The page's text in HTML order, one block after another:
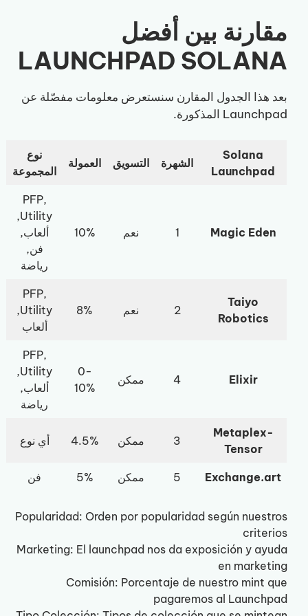
مقارنة بين أفضل
LAUNCHPAD SOLANA
بعد هذا الجدول المقارن سنستعرض معلومات مفصّلة عن
Launchpad المذكورة.
Solana
Launchpad
الشهرة التسويق العمولة
نوع
المجموعة
Magic Eden
1 نعم 10%
PFP,
Utility,
ألعاب,
فن,
رياضة
Taiyo
Robotics
2 نعم 8%
PFP,
Utility,
ألعاب
Elixir
4 ممكن
0-
10%
PFP,
Utility,
ألعاب,
رياضة
Metaplex-
Tensor
3 ممكن 4.5% أي نوع
Exchange.art
5 ممكن 5% فن
Popularidad: Orden por popularidad según nuestros
criterios
Marketing: El launchpad nos da exposición y ayuda
en marketing
Comisión: Porcentaje de nuestro mint que
pagaremos al Launchpad